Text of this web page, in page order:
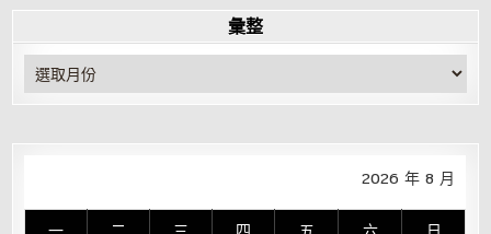
彙整
彙
整
2026 年 8 月